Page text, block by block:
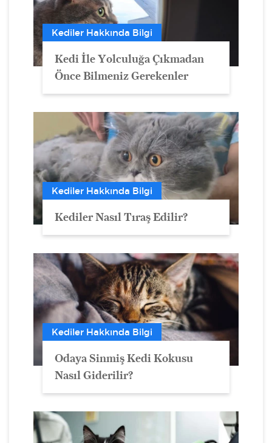
Kediler Hakkında Bilgi
Kedi İle Yolculuğa Çıkmadan
Önce Bilmeniz Gerekenler
Kediler Hakkında Bilgi
Kediler Nasıl Tıraş Edilir?
Kediler Hakkında Bilgi
Odaya Sinmiş Kedi Kokusu
Nasıl Giderilir?